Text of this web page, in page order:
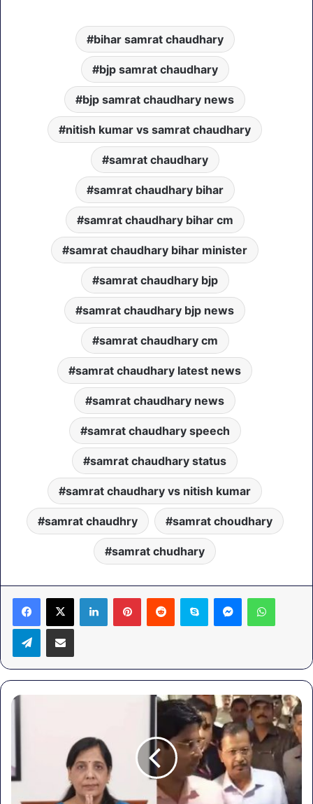
bihar samrat chaudhary
bjp samrat chaudhary
bjp samrat chaudhary news
nitish kumar vs samrat chaudhary
samrat chaudhary
samrat chaudhary bihar
samrat chaudhary bihar cm
samrat chaudhary bihar minister
samrat chaudhary bjp
samrat chaudhary bjp news
samrat chaudhary cm
samrat chaudhary latest news
samrat chaudhary news
samrat chaudhary speech
samrat chaudhary status
samrat chaudhary vs nitish kumar
samrat chaudhry samrat choudhary
samrat chudhary
LinkedInPinterestReddit Skype Messenger
TelegramShare via Email